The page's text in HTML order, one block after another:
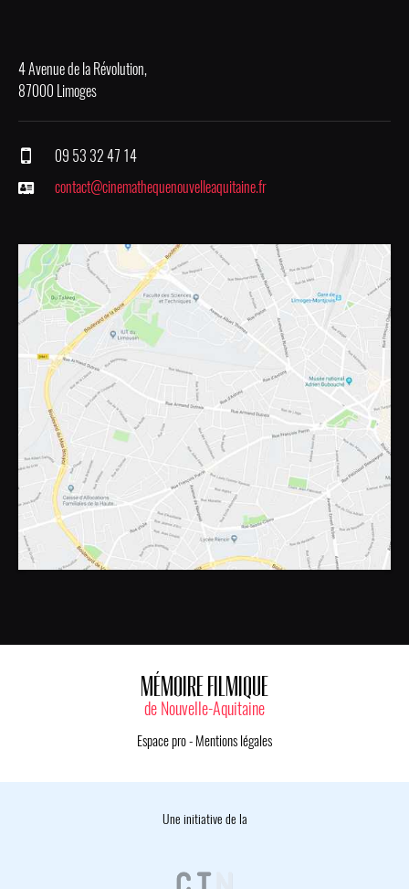
4 Avenue de la Révolution,
87000 Limoges
09 53 32 47 14
contact@cinemathequenouvelleaquitaine.fr
MÉMOIRE FILMIQUE
de Nouvelle-Aquitaine
Espace pro- Mentions légales
Une initiative de la